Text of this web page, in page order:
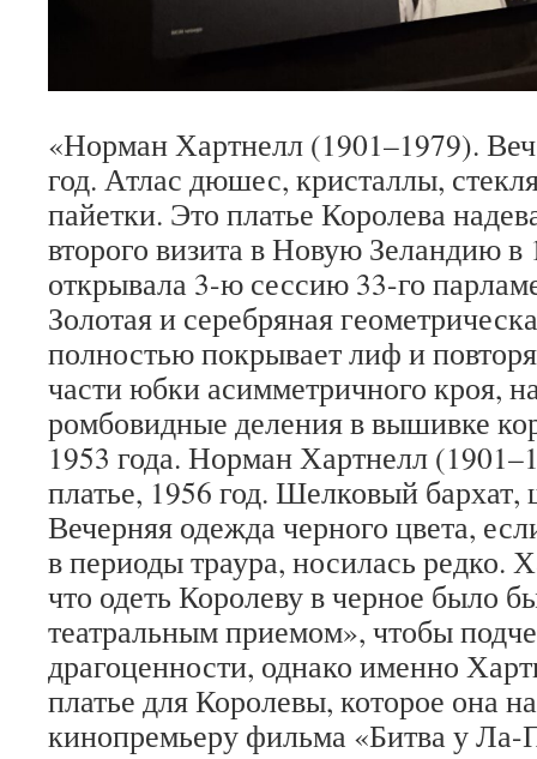
«Норман Хартнелл (1901–1979).
год. Атлас дюшес, кристаллы,
пайетки. Это платье Королева
второго визита в Новую Зеландию в
открывала 3-ю сессию 33-го
Золотая и серебряная
полностью покрывает лиф и
части юбки асимметричного кроя,
ромбовидные деления в вышивке
1953 года. Норман Хартнелл
платье, 1956 год. Шелковый
Вечерняя одежда черного цвета,
в периоды траура, носилась редко.
что одеть Королеву в черное было
театральным приемом», чтобы
драгоценности, однако именно
платье для Королевы, которое она
кинопремьеру фильма «Битва у Ла-